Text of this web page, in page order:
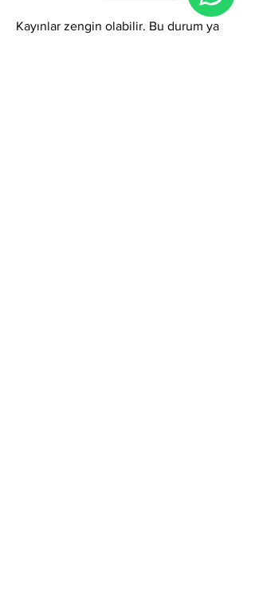
Kayınlar zengin olabilir. Bu durum ya